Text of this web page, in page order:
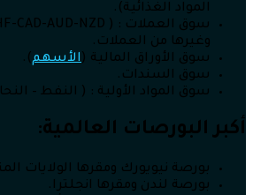
المواد الغذائية).
وغيرها من العملات.
سوق الأوراق المالية (الأسهم).
سوق السندات.
سوق المواد الأولية : ( النفط –
أكبر البورصات العالمية:
بورصة نيويورك ومقرها الولايات
بورصة لندن ومقرها انجلترا.